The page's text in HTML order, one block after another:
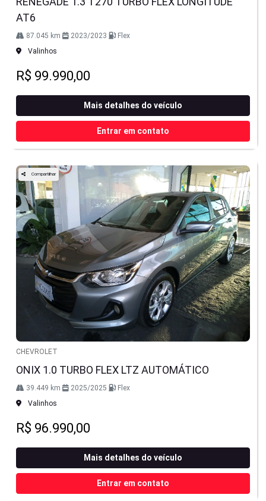
AT6
87.045 km 2023/2023
Flex
Valinhos
R$ 99.990,00
Mais detalhes do veículo
Entrar em contato
Compartilhar
CHEVROLET
ONIX 1.0 TURBO FLEX LTZ AUTOMÁTICO
39.449 km 2025/2025
Flex
Valinhos
R$ 96.990,00
Mais detalhes do veículo
Entrar em contato